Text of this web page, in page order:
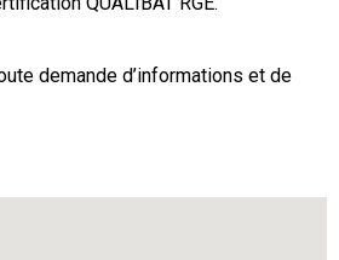
demande d’informations et de